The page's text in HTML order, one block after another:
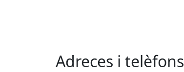
Adreces i telèfons